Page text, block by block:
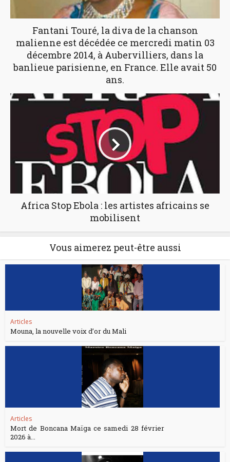
Fantani Touré, la diva de la chanson
malienne est décédée ce mercredi matin 03
décembre 2014, à Aubervilliers, dans la
banlieue parisienne, en France. Elle avait 50
ans.
Africa Stop Ebola : les artistes africains se
mobilisent
Vous aimerez peut-être aussi
Articles
Mouna, la nouvelle voix d’or du Mali
Articles
Mort de Boncana Maïga ce samedi 28 février
2026 à...